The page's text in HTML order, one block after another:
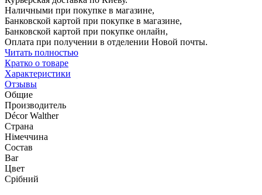
Наличными при покупке в магазине,
Банковской картой при покупке в магазине,
Банковской картой при покупке онлайн,
Оплата при получении в отделении Новой почты.
Читать полностью
Кратко о товаре
Характеристики
Отзывы
Общие
Производитель
Décor Walther
Страна
Німеччина
Состав
Bar
Цвет
Срібний